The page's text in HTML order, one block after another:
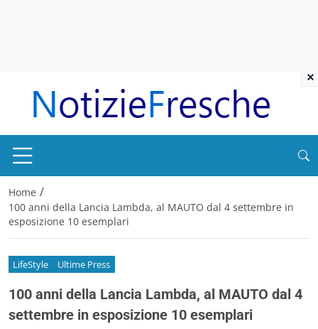
Home /
100 anni della Lancia Lambda, al MAUTO dal 4 settembre in
esposizione 10 esemplari
LifeStyle Ultime Press
100 anni della Lancia Lambda, al MAUTO dal 4
settembre in esposizione 10 esemplari
×